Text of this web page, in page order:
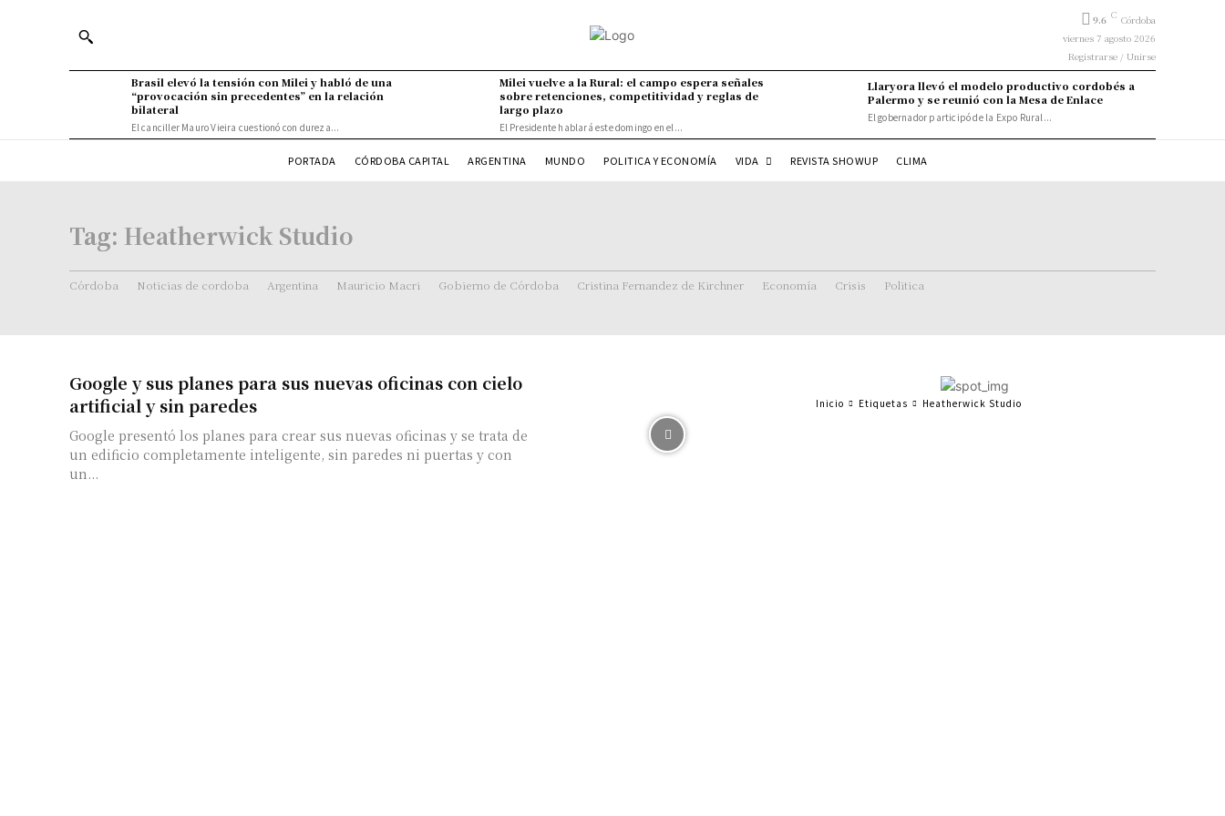
9.6 C Córdoba
viernes 7 agosto 2026
Registrarse / Unirse
Brasil elevó la tensión con Milei y habló de una
“provocación sin precedentes” en la relación
bilateral
El canciller Mauro Vieira cuestionó con dureza...
Milei vuelve a la Rural: el campo espera señales
sobre retenciones, competitividad y reglas de
largo plazo
El Presidente hablará este domingo en el...
Llaryora llevó el modelo productivo cordobés a
Palermo y se reunió con la Mesa de Enlace
El gobernador participó de la Expo Rural...
PORTADA CÓRDOBA CAPITAL ARGENTINA MUNDO POLITICA Y ECONOMÍA VIDA REVISTA SHOWUP CLIMA
Tag: Heatherwick Studio
Córdoba Noticias de cordoba Argentina Mauricio Macri Gobierno de Córdoba Cristina Fernandez de Kirchner Economía Crisis Politica
Google y sus planes para sus nuevas oficinas con cielo
artificial y sin paredes
Google presentó los planes para crear sus nuevas oficinas y se trata de
un edificio completamente inteligente, sin paredes ni puertas y con
un...
Inicio Etiquetas Heatherwick Studio